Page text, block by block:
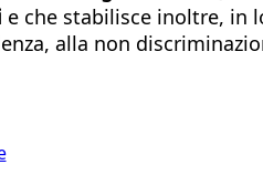
e che stabilisce inoltre, in
alla non